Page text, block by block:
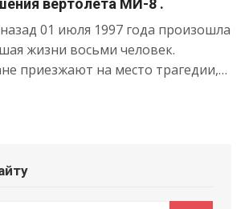
01 июля 1997 года произошла
жизни восьми человек.
приезжают на место трагедии,…